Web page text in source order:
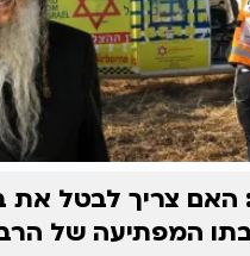
האם צריך לבטל את
המפתיעה של